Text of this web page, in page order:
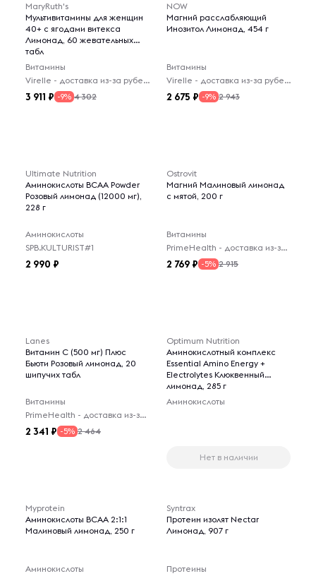
MaryRuth's
Мультивитамины для женщин
40+ с ягодами витекса
Лимонад, 60 жевательных
табл
Витамины
Virelle - доставка из-за рубежа
3 911 -9% 4 302
NOW
Магний расслабляющий
Инозитол Лимонад, 454 г
Витамины
Virelle - доставка из-за рубежа
2 675 -9% 2 943
Ultimate Nutrition
Аминокислоты BCAA Powder
Розовый лимонад (12000 мг),
228 г
Аминокислоты
SPB.KULTURIST#1
2 990
Ostrovit
Магний Малиновый лимонад
с мятой, 200 г
Витамины
PrimeHealth - доставка из-за рубежа
2 769 -5% 2 915
Lanes
Витамин C (500 мг) Плюс
Бьюти Розовый лимонад, 20
шипучих табл
Витамины
PrimeHealth - доставка из-за рубежа
2 341 -5% 2 464
Optimum Nutrition
Аминокислотный комплекс
Essential Amino Energy +
Electrolytes Клюквенный
лимонад, 285 г
Аминокислоты
Нет в наличии
Myprotein
Аминокислоты BCAA 2:1:1
Малиновый лимонад, 250 г
Аминокислоты
Syntrax
Протеин изолят Nectar
Лимонад, 907 г
Протеины